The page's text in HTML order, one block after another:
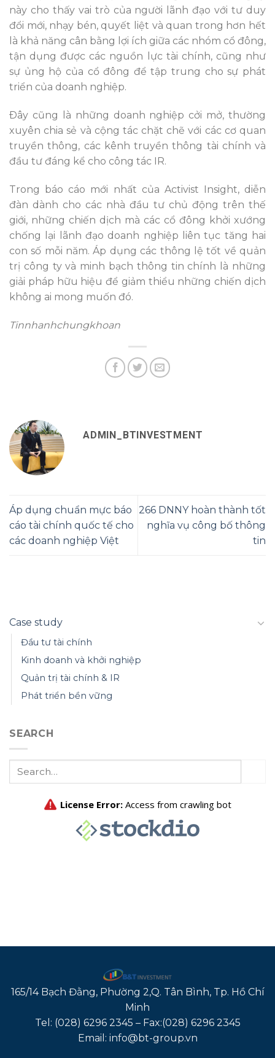
này cho thấy vai trò của người lãnh đạo với tư duy
đổi mới, nhạy bén, quyết liệt và quan trong hơn hết
là khả năng cân bằng lợi ích giữa các nhóm cổ đông,
tận dụng được các nguồn lực tài chính, cũng như
sự ủng hộ của cổ đông để tập trung cho sự phát
triển của doanh nghiệp.
Ðây cũng là những doanh nghiệp cởi mở, thường
xuyên chia sẻ và cộng tác chặt chẽ với các cơ quan
truyền thông, các kênh truyền thông tài chính và
đầu tư đáng kể cho công tác IR.
Trong báo cáo mới nhất của Activist Insight, diễn
đàn dành cho các nhà đầu tư chủ động trên thế
giới, những chiến dịch mà các cổ đông khởi xướng
chống lại lãnh đạo doanh nghiệp liên tục tăng hai
con số mỗi năm. Áp dụng các thông lệ tốt về quản
trị công ty và minh bạch thông tin chính là những
giải pháp hữu hiệu để giảm thiểu những chiến dịch
không ai mong muốn đó.
Tinnhanhchungkhoan
ADMIN_BTINVESTMENT
Áp dụng chuẩn mực báo
cáo tài chính quốc tế cho
các doanh nghiệp Việt
266 DNNY hoàn thành tốt
nghĩa vụ công bố thông
tin
Case study
Đầu tư tài chính
Kinh doanh và khởi nghiệp
Quản trị tài chính & IR
Phát triển bền vững
SEARCH
165/14 Bạch Đằng, Phường 2,Q. Tân Bình, Tp. Hồ Chí
Minh
Tel: (028) 6296 2345 – Fax:(028) 6296 2345
Email: info@bt-group.vn